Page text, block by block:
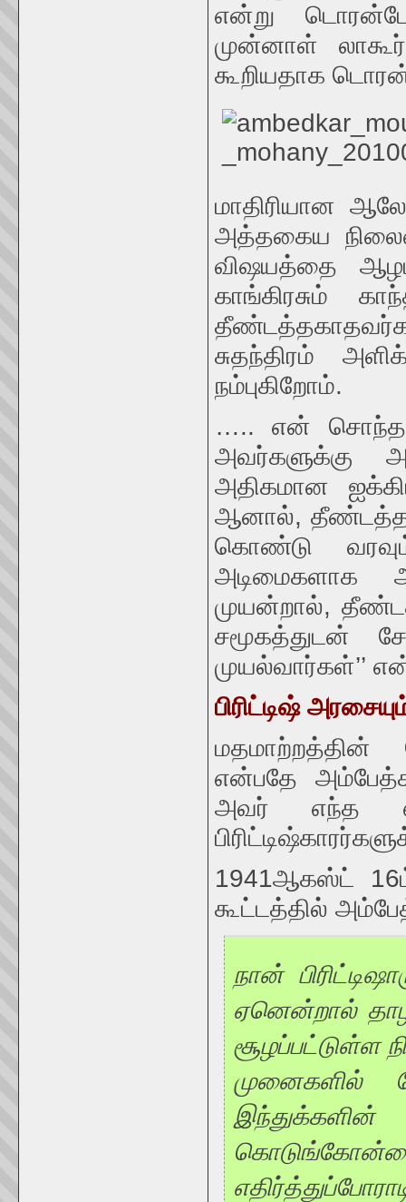
என்று
முன்னாள்
கூறியதாக
மாதிரியான
அத்தகைய
விஷயத்தை
காங்கிரசும்
சுதந்திரம்
நம்புகிறோம்.
….. என் சொந்தக்
அவர்களுக்கு
அதிகமான
ஆனால்,
கொண்டு
அடிமைகளாக
முயன்றால்,
சமூகத்துடன்
முயல்வார்கள்’’
பிரிட்டிஷ்
என்பதே
அவர் எந்த
1941ஆகஸ்ட்
கூட்டத்தில்
நான்
ஏனென்றால்
சூழப்பட்டுள்ள
முனைகளில்